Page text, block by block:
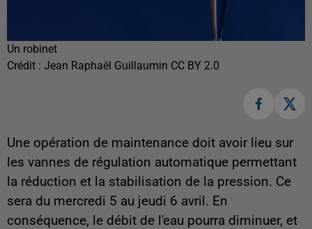
Un robinet
Crédit : Jean Raphaël Guillaumin CC BY 2.0
Une opération de maintenance doit avoir lieu sur
les vannes de régulation automatique permettant
la réduction et la stabilisation de la pression. Ce
sera du mercredi 5 au jeudi 6 avril. En
conséquence, le débit de l'eau pourra diminuer, et